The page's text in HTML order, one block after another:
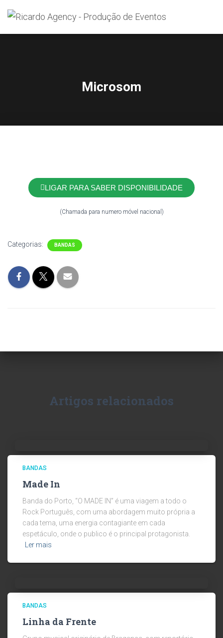
for:
Microsom
LIGAR PARA SABER DISPONIBILIDADE
(Chamada para numero móvel nacional)
Categorias: BANDAS
Artigos relacionados
BANDAS
Made In
Banda do Porto, “O MADE IN” é uma viagem a todo o
Rock Português, com uma abordagem muito própria a
cada tema, uma energia contagiante em cada
espetáculo, onde o publico é o principal protagonista.
Ler mais
BANDAS
Linha da Frente